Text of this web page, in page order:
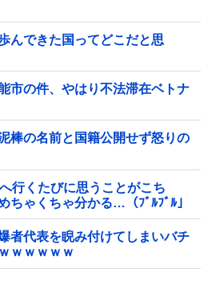
んできた国ってどこだと思
市の件、やはり不法滞在ベトナ
棒の名前と国籍公開せず怒りの
行くたびに思うことがこち
ゃくちゃ分かる…（ﾌﾞﾙﾌﾞﾙ」
者代表を睨み付けてしまいバチ
ｗｗｗｗｗ